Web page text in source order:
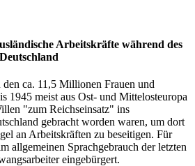
Arbeitskräfte während des
ca. 11,5 Millionen Frauen und
1945 meist aus Ost- und Mittelosteuropa
"zum Reichseinsatz" ins
gebracht worden waren, um dort
an Arbeitskräften zu beseitigen. Für
allgemeinen Sprachgebrauch der letzten
eingebürgert.